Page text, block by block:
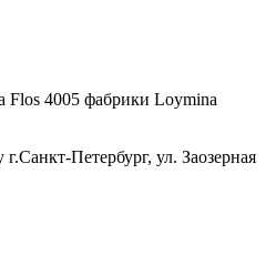
Flos 4005 фабрики Loymina
Петербург, ул. Заозерная